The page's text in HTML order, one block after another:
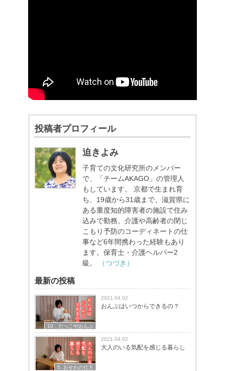
投稿者プロフィール
迫きよみ
子育ての文化研究所のメンバー
で、「チームAKAGO」の管理人
もしています。
京都で生まれ育
ち、19歳から31歳まで、滋賀県に
ある重度知的障害者の施設で住み
込みで勤務。介護や高齢者の閉じ
こもり予防のコーディネートの仕
事など6年間携わった経験もあり
ます。保育士・介護ヘルパー2
級。
（つづき）
最新の投稿
10．だっこやおんぶ
2021.04.02
おんぶはいつからできるの？
5. おせわの仕方
2021.04.02
大人のいる気配を感じる暮らし